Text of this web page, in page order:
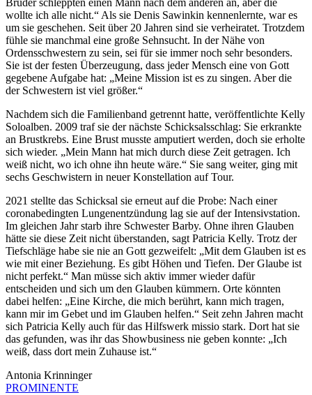
Brüder schleppten einen Mann nach dem anderen an, aber die
wollte ich alle nicht.“ Als sie Denis Sawinkin kennenlernte, war es
um sie geschehen. Seit über 20 Jahren sind sie verheiratet. Trotzdem
fühle sie manchmal eine große Sehnsucht. In der Nähe von
Ordensschwestern zu sein, sei für sie immer noch sehr besonders.
Sie ist der festen Überzeugung, dass jeder Mensch eine von Gott
gegebene Aufgabe hat: „Meine Mission ist es zu singen. Aber die
der Schwestern ist viel größer.“
Nachdem sich die Familienband getrennt hatte, veröffentlichte Kelly
Soloalben. 2009 traf sie der nächste Schicksalsschlag: Sie erkrankte
an Brustkrebs. Eine Brust musste amputiert werden, doch sie erholte
sich wieder. „Mein Mann hat mich durch diese Zeit getragen. Ich
weiß nicht, wo ich ohne ihn heute wäre.“ Sie sang weiter, ging mit
sechs Geschwistern in neuer Konstellation auf Tour.
2021 stellte das Schicksal sie erneut auf die Probe: Nach einer
coronabedingten Lungenentzündung lag sie auf der Intensivstation.
Im gleichen Jahr starb ihre Schwester Barby. Ohne ihren Glauben
hätte sie diese Zeit nicht überstanden, sagt Patricia Kelly. Trotz der
Tiefschläge habe sie nie an Gott gezweifelt: „Mit dem Glauben ist es
wie mit einer Beziehung. Es gibt Höhen und Tiefen. Der Glaube ist
nicht perfekt.“ Man müsse sich aktiv immer wieder dafür
entscheiden und sich um den Glauben kümmern. Orte könnten
dabei helfen: „Eine Kirche, die mich berührt, kann mich tragen,
kann mir im Gebet und im Glauben helfen.“ Seit zehn Jahren macht
sich Patricia Kelly auch für das Hilfswerk missio stark. Dort hat sie
das gefunden, was ihr das Showbusiness nie geben konnte: „Ich
weiß, dass dort mein Zuhause ist.“
Antonia Krinninger
PROMINENTE